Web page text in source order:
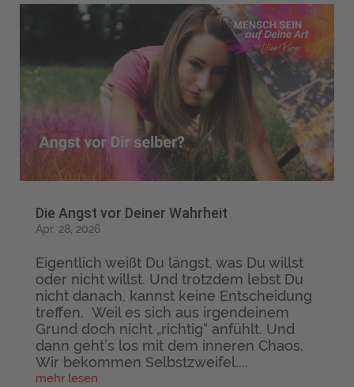
Die Angst vor Deiner Wahrheit
Apr. 28, 2026
Eigentlich weißt Du längst, was Du willst
oder nicht willst. Und trotzdem lebst Du
nicht danach, kannst keine Entscheidung
treffen. Weil es sich aus irgendeinem
Grund doch nicht „richtig“ anfühlt. Und
dann geht’s los mit dem inneren Chaos.
Wir bekommen Selbstzweifel....
mehr lesen